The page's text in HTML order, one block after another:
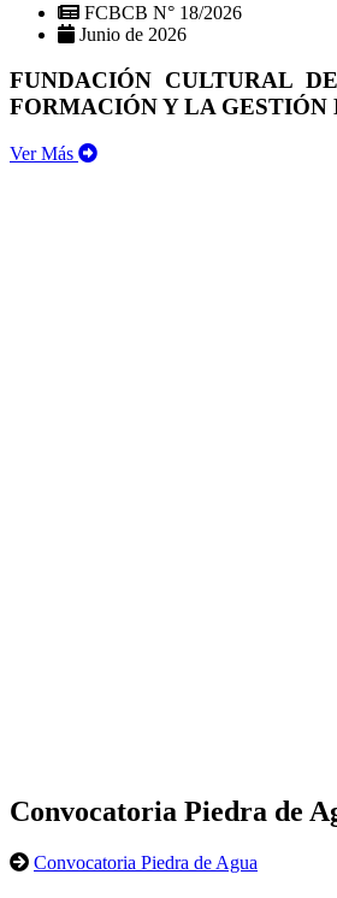
FCBCB N° 18/2026
Junio de 2026
FUNDACIÓN CULTURAL
FORMACIÓN Y LA
Ver Más
Convocatoria Piedra de
Convocatoria Piedra de Agua